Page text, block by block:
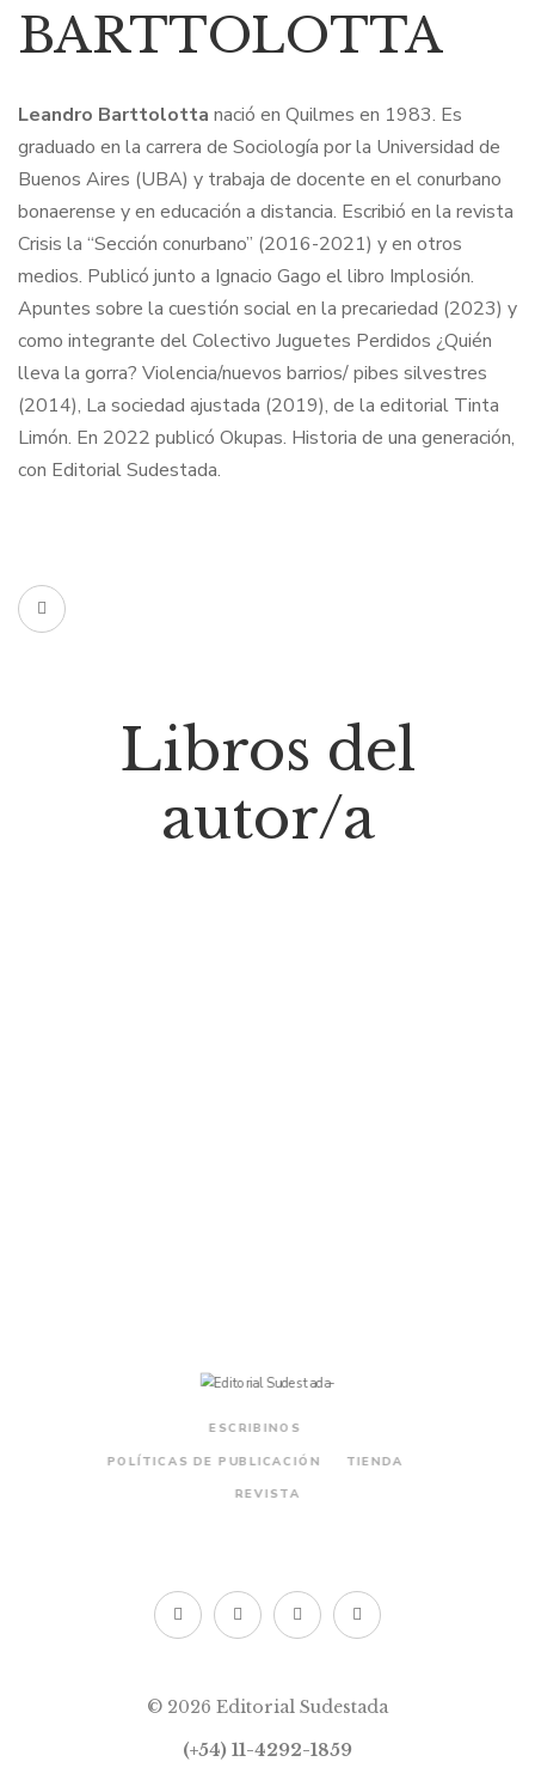
BARTTOLOTTA
Leandro Barttolotta nació en Quilmes en 1983. Es
graduado en la carrera de Sociología por la Universidad de
Buenos Aires (UBA) y trabaja de docente en el conurbano
bonaerense y en educación a distancia. Escribió en la revista
Crisis la “Sección conurbano” (2016-2021) y en otros
medios. Publicó junto a Ignacio Gago el libro Implosión.
Apuntes sobre la cuestión social en la precariedad (2023) y
como integrante del Colectivo Juguetes Perdidos ¿Quién
lleva la gorra? Violencia/nuevos barrios/ pibes silvestres
(2014), La sociedad ajustada (2019), de la editorial Tinta
Limón. En 2022 publicó Okupas. Historia de una generación,
con Editorial Sudestada.
Libros del
autor/a
ESCRIBINOS
POLÍTICAS DE PUBLICACIÓN TIENDA
REVISTA
© 2026 Editorial Sudestada
(+54) 11-4292-1859